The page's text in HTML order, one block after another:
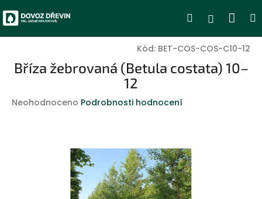
na
obsah
Hledat
Kód: BET-COS-COS-C10-12
Bříza žebrovaná (Betula costata) 10–
12
Průměrné
Neohodnoceno Podrobnosti hodnocení